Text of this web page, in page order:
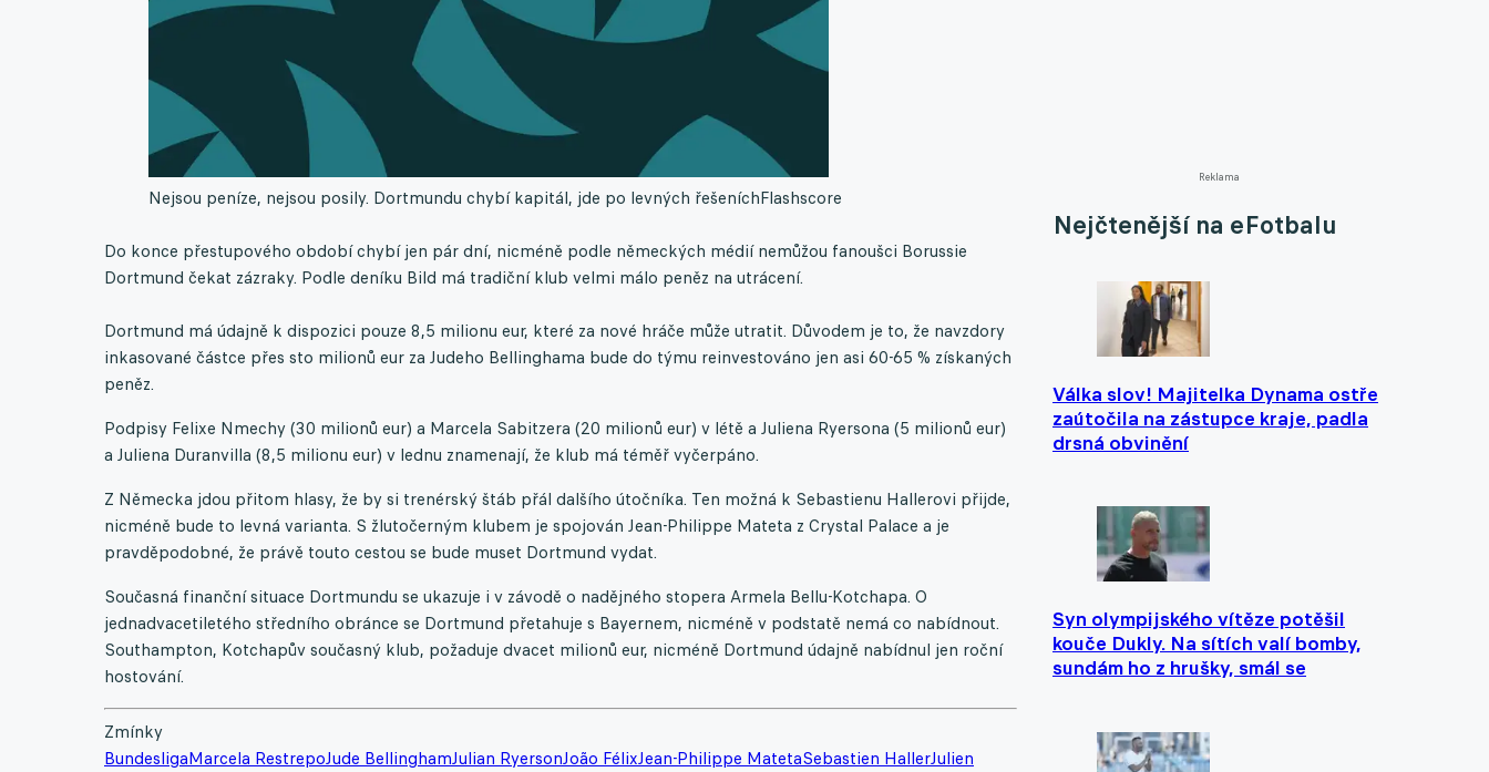
Reklama
Nejčtenější na eFotbalu
Válka slov! Majitelka Dynama ostře
zaútočila na zástupce kraje, padla
drsná obvinění
Syn olympijského vítěze potěšil
kouče Dukly. Na sítích valí bomby,
sundám ho z hrušky, smál se
Nejsou peníze, nejsou posily. Dortmundu chybí kapitál, jde po levných řešeníchFlashscore
Do konce přestupového období chybí jen pár dní, nicméně podle německých médií nemůžou fanoušci Borussie
Dortmund čekat zázraky. Podle deníku Bild má tradiční klub velmi málo peněz na utrácení.
Dortmund má údajně k dispozici pouze 8,5 milionu eur, které za nové hráče může utratit. Důvodem je to, že navzdory
inkasované částce přes sto milionů eur za Judeho Bellinghama bude do týmu reinvestováno jen asi 60-65 % získaných
peněz.
Podpisy Felixe Nmechy (30 milionů eur) a Marcela Sabitzera (20 milionů eur) v létě a Juliena Ryersona (5 milionů eur)
a Juliena Duranvilla (8,5 milionu eur) v lednu znamenají, že klub má téměř vyčerpáno.
Z Německa jdou přitom hlasy, že by si trenérský štáb přál dalšího útočníka. Ten možná k Sebastienu Hallerovi přijde,
nicméně bude to levná varianta. S žlutočerným klubem je spojován Jean-Philippe Mateta z Crystal Palace a je
pravděpodobné, že právě touto cestou se bude muset Dortmund vydat.
Současná finanční situace Dortmundu se ukazuje i v závodě o nadějného stopera Armela Bellu-Kotchapa. O
jednadvacetiletého středního obránce se Dortmund přetahuje s Bayernem, nicméně v podstatě nemá co nabídnout.
Southampton, Kotchapův současný klub, požaduje dvacet milionů eur, nicméně Dortmund údajně nabídnul jen roční
hostování.
Zmínky
BundesligaMarcela RestrepoJude BellinghamJulian RyersonJoão FélixJean-Philippe MatetaSebastien HallerJulien